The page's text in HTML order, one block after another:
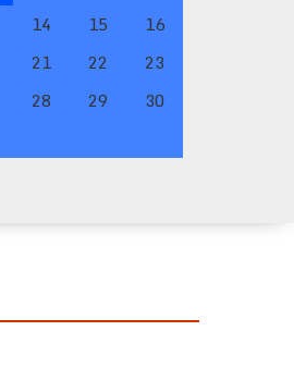
14 15
16
21 22
23
28 29
30